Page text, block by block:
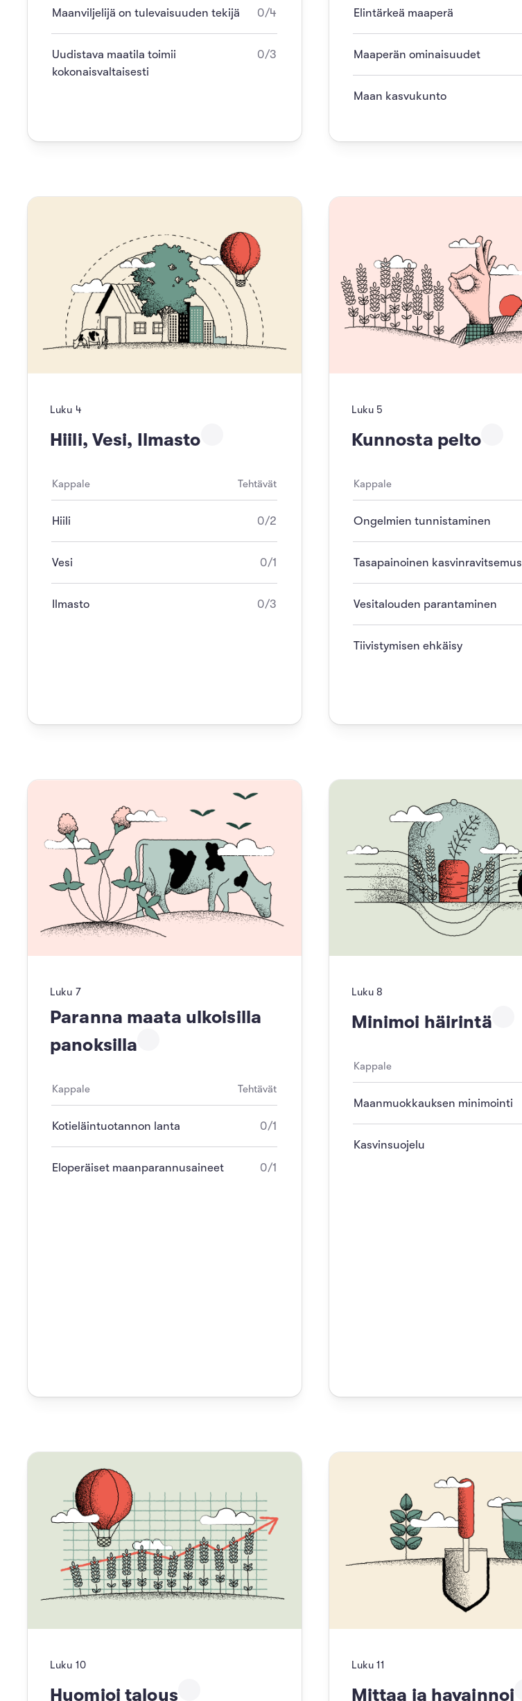
Maanviljelijä on tulevaisuuden tekijä 0/4
Uudistava maatila toimii
kokonaisvaltaisesti
0/3
Elintärkeä maaperä
Maaperän ominaisuudet
Maan kasvukunto
Luku 4
Hiili, Vesi, Ilmasto
Kappale Tehtävät
Hiili 0/2
Vesi 0/1
Ilmasto 0/3
Luku 5
Kunnosta pelto
Kappale
Ongelmien tunnistaminen
Tasapainoinen kasvinravitsemus
Vesitalouden parantaminen
Tiivistymisen ehkäisy
Luku 7
Paranna maata ulkoisilla
panoksilla
Kappale Tehtävät
Kotieläintuotannon lanta 0/1
Eloperäiset maanparannusaineet 0/1
Luku 8
Minimoi häirintä
Kappale
Maanmuokkauksen minimointi
Kasvinsuojelu
Luku 10
Huomioi talous
Luku 11
Mittaa ja havainnoi